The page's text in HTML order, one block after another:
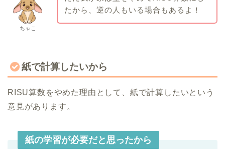
ちゃこ
たから、逆の人もいる場合もあるよ！
紙で計算したいから
RISU算数をやめた理由として、紙で計算したいという
意見があります。
紙の学習が必要だと思ったから